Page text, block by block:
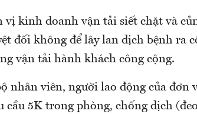
vị kinh doanh vận tải siết chặt và
đối không để lây lan dịch bệnh ra
vận tải hành khách công cộng.
nhân viên, người lao động của đơn
cầu 5K trong phòng, chống dịch